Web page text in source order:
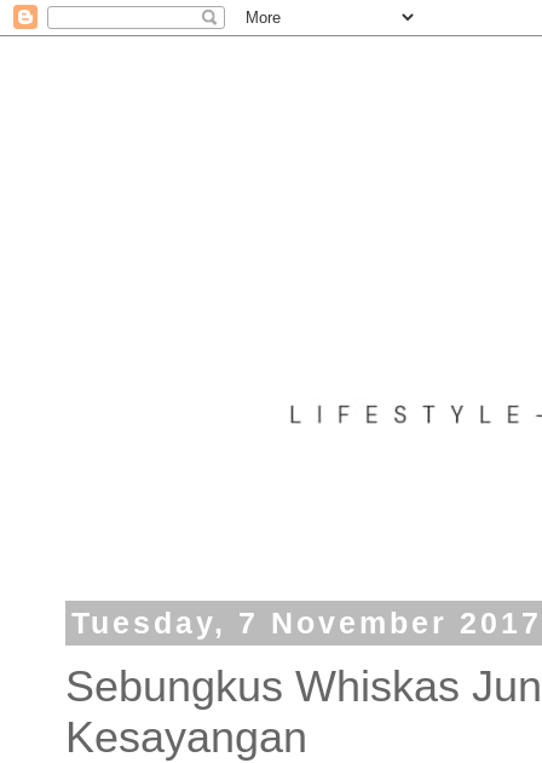
Tuesday, 7 November 2017
Sebungkus Whiskas
Kesayangan